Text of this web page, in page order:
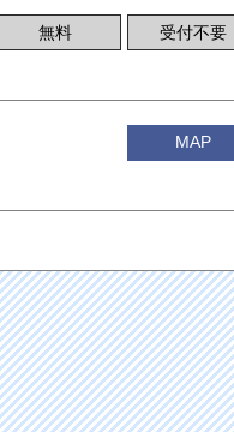
無料 受付不要
MAP